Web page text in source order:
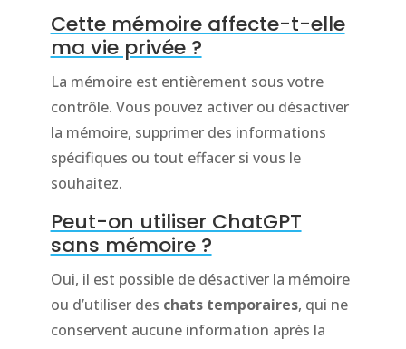
Cette mémoire affecte-t-elle
ma vie privée ?
La mémoire est entièrement sous votre
contrôle. Vous pouvez activer ou désactiver
la mémoire, supprimer des informations
spécifiques ou tout effacer si vous le
souhaitez.
Peut-on utiliser ChatGPT
sans mémoire ?
Oui, il est possible de désactiver la mémoire
ou d’utiliser des chats temporaires, qui ne
conservent aucune information après la